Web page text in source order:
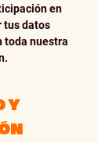
en
tus datos
toda nuestra
Y